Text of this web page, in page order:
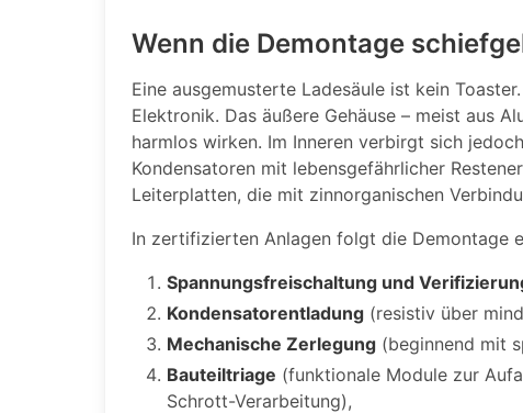
Wenn die Demontage
Eine ausgemusterte Ladesäule ist kein
Elektronik. Das äußere Gehäuse – meist aus
harmlos wirken. Im Inneren verbirgt sich
Kondensatoren mit lebensgefährlicher
Leiterplatten, die mit zinnorganischen
In zertifizierten Anlagen folgt die Demontage
Spannungsfreischaltung und
Kondensatorentladung (resistiv über
Mechanische Zerlegung (beginnend mit
Bauteiltriage (funktionale Module zur
Schrott-Verarbeitung),